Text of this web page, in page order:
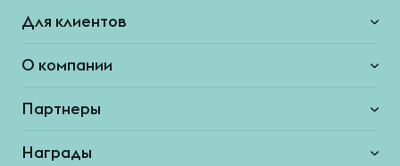
Для клиентов
О компании
Партнеры
Награды